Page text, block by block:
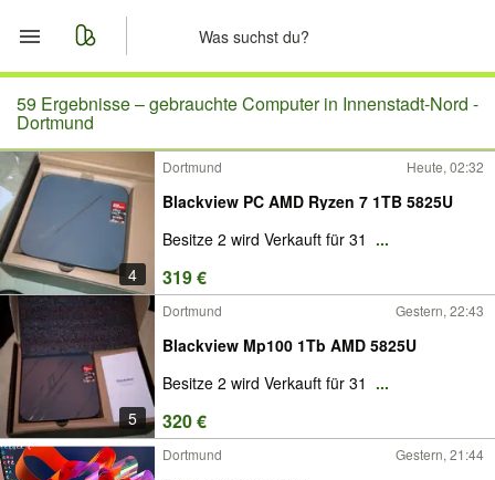
Start
Merkliste
Nachrichten
Anzeige aufgeben
59 Ergebnisse –gebrauchte Computer in Innenstadt-Nord -
Dortmund
4
Dortmund Heute, 02:32
Blackview PC AMD Ryzen 7 1TB 5825U
Besitze 2 wird Verkauft für 31 ...
319 €
5
Dortmund Gestern, 22:43
Blackview Mp100 1Tb AMD 5825U
Besitze 2 wird Verkauft für 31 ...
320 €
Dortmund Gestern, 21:44